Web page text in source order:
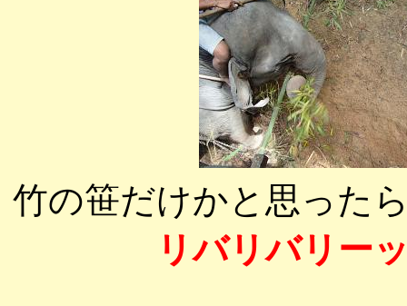
竹の笹だけかと思った
リバリバリー